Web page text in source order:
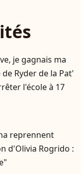
je gagnais ma
Ryder de la Pat'
l'école à 17
reprennent
d'Olivia Rogrido :